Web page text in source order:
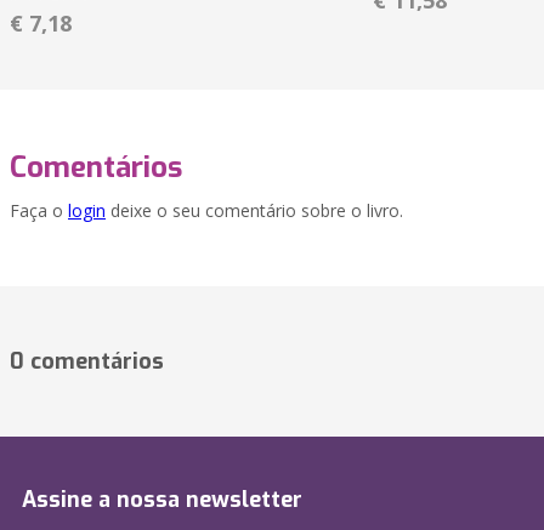
€ 7,18
Comentários
Faça o login deixe o seu comentário sobre o livro.
0 comentários
Assine a nossa newsletter